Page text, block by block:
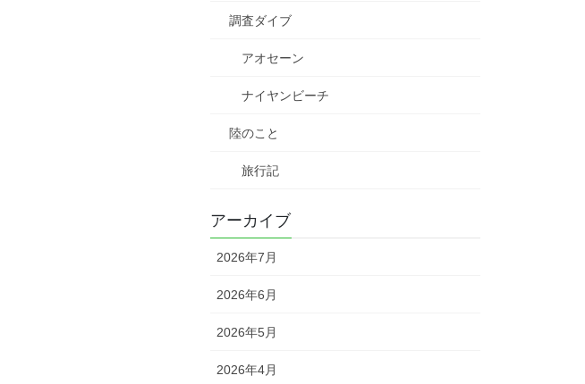
調査ダイブ
アオセーン
ナイヤンビーチ
陸のこと
旅行記
アーカイブ
2026年7月
2026年6月
2026年5月
2026年4月